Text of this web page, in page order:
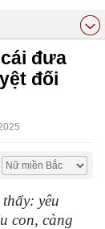
đưa
đối
yêu
con, càng